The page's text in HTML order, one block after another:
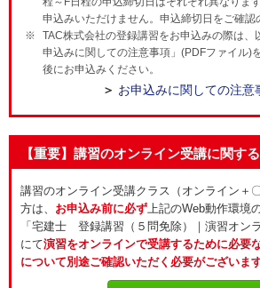
申込みいただけません。申込締切日をご確認
TAC株式会社の登録講習をお申込みの際は、
申込みに関しての注意事項」(PDFファイル)
後にお申込みください。
お申込みに関しての注意
【重要】講習のオンライン受講に関す
講習のオンライン受講クラス（オンライン＋
方は、 お申込み前に必ず上記のWeb動作環境
「宅建士 登録講習（５問免除）｜演習オン
にて演習をオンラインで受講するために必要
について別途ご確認いただく必要がございます